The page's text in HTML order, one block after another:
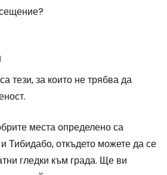
тези, за които не трябва да
места определено са
Тибидабо, откъдето можете да се
гледки към града. Ще ви